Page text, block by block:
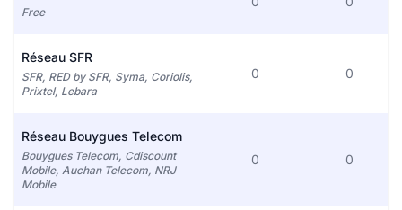
Free
Réseau SFR
SFR, RED by SFR, Syma, Coriolis,
Prixtel, Lebara
0 0
Réseau Bouygues Telecom
Bouygues Telecom, Cdiscount
Mobile, Auchan Telecom, NRJ
Mobile
0 0